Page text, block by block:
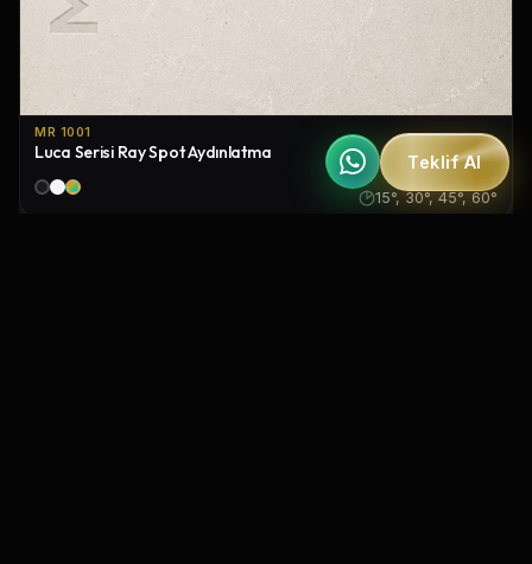
MR 1001
Luca Serisi Ray Spot Aydınlatma
15°, 30°, 45°, 60°
Teklif Al